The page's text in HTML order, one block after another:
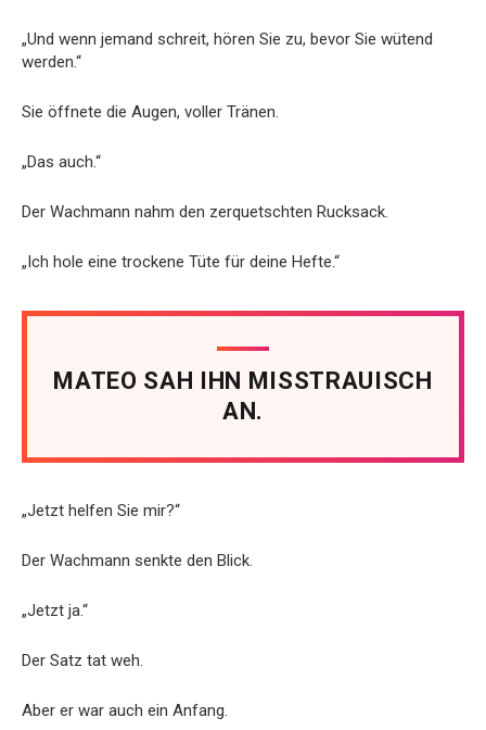
„Und wenn jemand schreit, hören Sie zu, bevor Sie wütend
werden.“
Sie öffnete die Augen, voller Tränen.
„Das auch.“
Der Wachmann nahm den zerquetschten Rucksack.
„Ich hole eine trockene Tüte für deine Hefte.“
MATEO SAH IHN MISSTRAUISCH
AN.
„Jetzt helfen Sie mir?“
Der Wachmann senkte den Blick.
„Jetzt ja.“
Der Satz tat weh.
Aber er war auch ein Anfang.